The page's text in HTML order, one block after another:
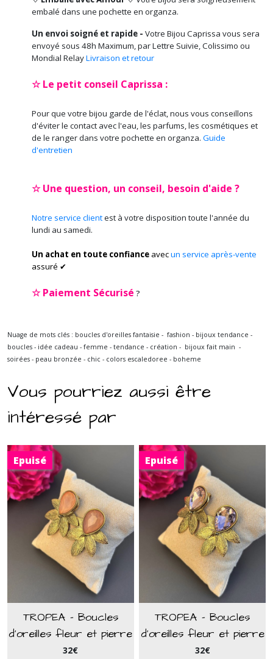
embalé dans une pochette en organza.
Un envoi soigné et rapide - Votre Bijou Caprissa vous sera
envoyé sous 48h Maximum, par Lettre Suivie, Colissimo ou
Mondial RelayLivraison et retour
☆ Le petit conseil Caprissa :
Pour que votre bijou garde de l'éclat, nous vous conseillons
d'éviter le contact avec l'eau, les parfums, les cosmétiques et
de le ranger dans votre pochette en organza. Guide
d'entretien
☆ Une question, un conseil, besoin d'aide ?
Notre service clientest à votre disposition toute l'année du
lundi au samedi.
Un achat en toute confiance avecun service après-vente
assuré ✔
☆Paiement Sécurisé ?
Nuage de mots clés : boucles d'oreilles fantaisie - fashion - bijoux tendance -
boucles - idée cadeau - femme - tendance - création - bijoux fait main -
soirées - peau bronzée - chic - colors escaledoree - boheme
Vous pourriez aussi être
intéressé par
Epuisé
TROPEA - Boucles
d'oreilles fleur et pierre
cristal beige nude
32€
Epuisé
TROPEA - Boucles
d'oreilles fleur et pierre
cristal rose
32€